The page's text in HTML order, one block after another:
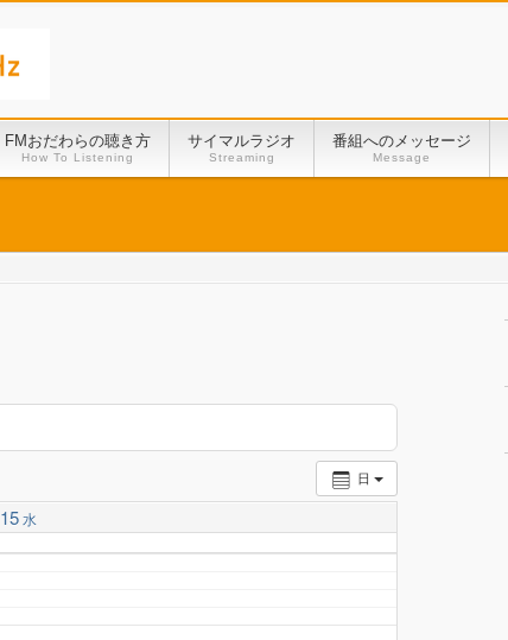
FMおだわらの聴き方
How To Listening
サイマルラジオ
Streaming
番組へのメッセージ
Message
日
15 水